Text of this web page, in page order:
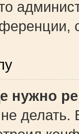
нужно
делать.